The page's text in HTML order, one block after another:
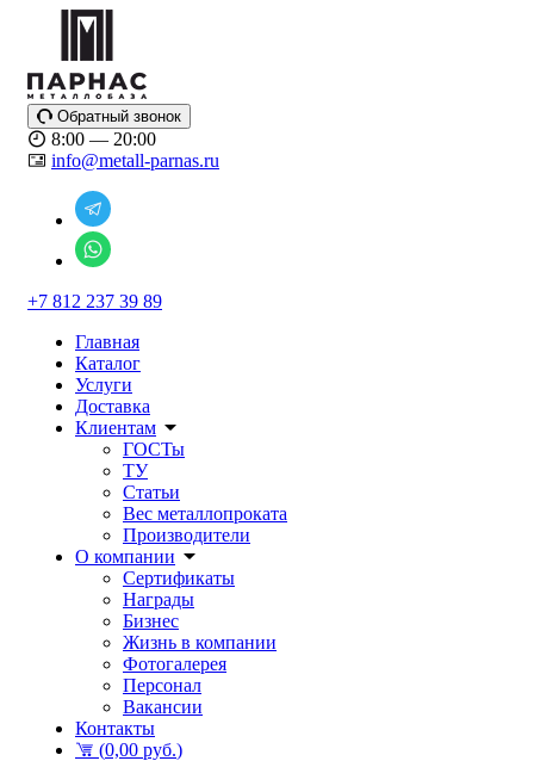
Обратный звонок
8:00 — 20:00
info@metall-parnas.ru
+7 812 237 39 89
Главная
Каталог
Услуги
Доставка
Клиентам
ГОСТы
ТУ
Статьи
Вес металлопроката
Производители
О компании
Сертификаты
Награды
Бизнес
Жизнь в компании
Фотогалерея
Персонал
Вакансии
Контакты
(0,00 руб.)